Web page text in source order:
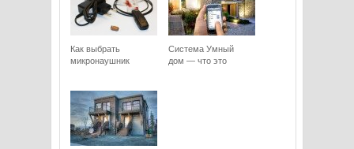
Как выбрать
микронаушник
Система Умный
дом — что это